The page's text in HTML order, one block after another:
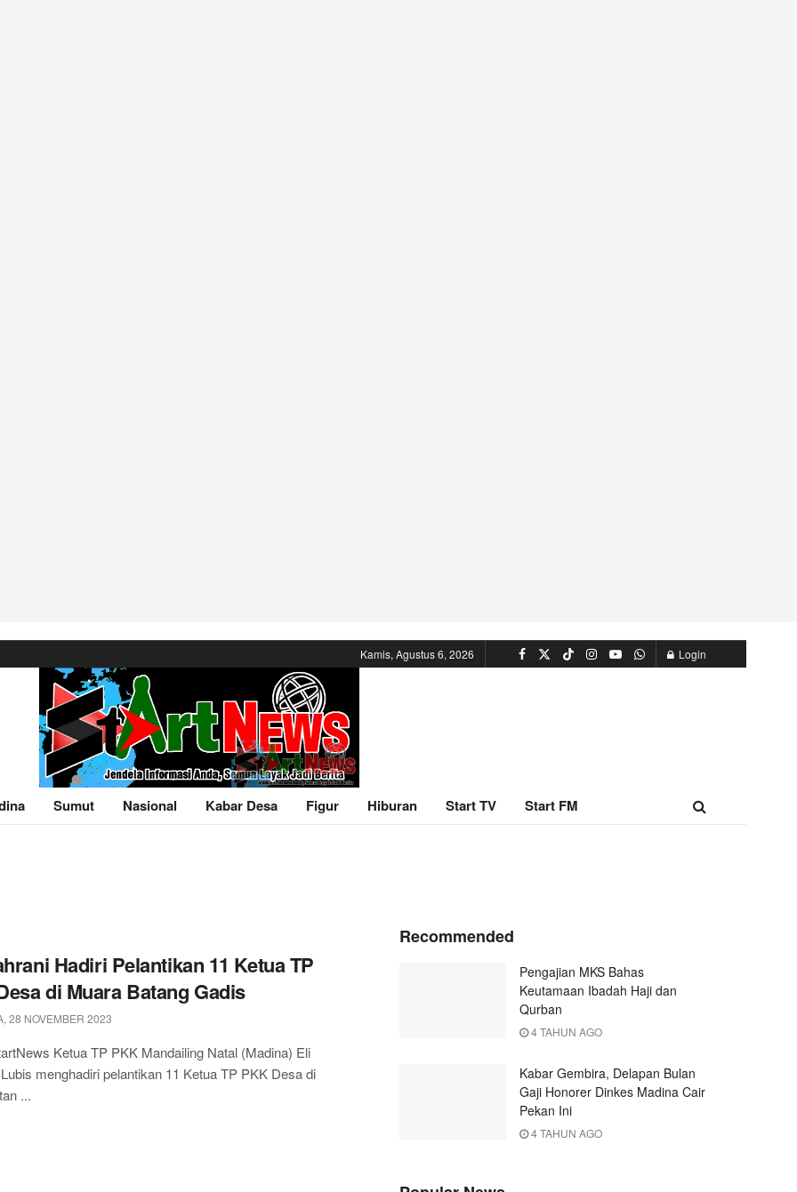
Kamis, Agustus 6, 2026 Login
Sumut Nasional Kabar Desa Figur Hiburan Start TV Start FM
Hadiri Pelantikan 11 Ketua TP
di Muara Batang Gadis
28 NOVEMBER 2023
Ketua TP PKK Mandailing Natal (Madina) Eli
menghadiri pelantikan 11 Ketua TP PKK Desa di
...
Recommended
Pengajian MKS Bahas
Keutamaan Ibadah Haji dan
Qurban
4 TAHUN AGO
Kabar Gembira, Delapan Bulan
Gaji Honorer Dinkes Madina Cair
Pekan Ini
4 TAHUN AGO